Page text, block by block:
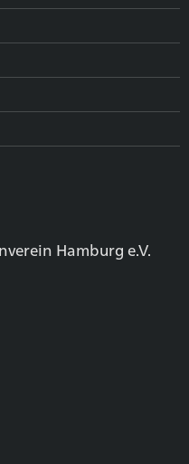
Hamburg e.V.